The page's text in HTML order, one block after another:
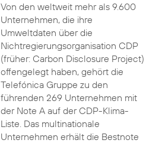
Von den weltweit mehr als 9.600
Unternehmen, die ihre
Umweltdaten über die
Nichtregierungsorganisation CDP
(früher: Carbon Disclosure Project)
offengelegt haben, gehört die
Telefónica Gruppe zu den
führenden 269 Unternehmen mit
der Note A auf der CDP-Klima-
Liste. Das multinationale
Unternehmen erhält die Bestnote